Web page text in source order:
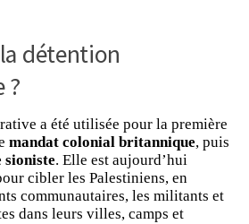
la détention
?
a été utilisée pour la première
mandat colonial britannique, puis
sioniste. Elle est aujourd’hui
cibler les Palestiniens, en
communautaires, les militants et
dans leurs villes, camps et